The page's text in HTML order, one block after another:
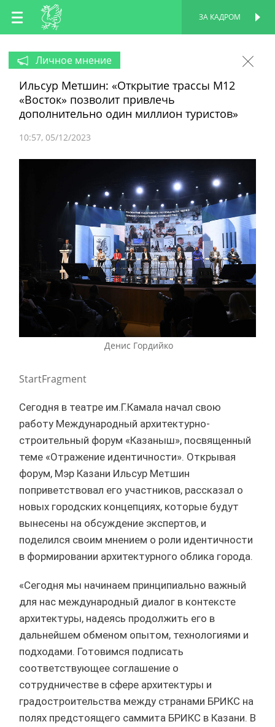
RU
EN
ЗА КАДРОМ
Личное мнение
Ильсур Метшин: «Открытие трассы М12
«Восток» позволит привлечь
дополнительно один миллион туристов»
10:57 05/12/2023
Денис Гордийко
StartFragment
Сегодня в театре им.Г.Камала начал свою
работу Международный архитектурно-
строительный форум «Казаныш», посвященный
теме «Отражение идентичности». Открывая
форум, Мэр Казани Ильсур Метшин
поприветствовал его участников, рассказал о
новых городских концепциях, которые будут
вынесены на обсуждение экспертов, и
поделился своим мнением о роли идентичности
в формировании архитектурного облика города.
«Сегодня мы начинаем принципиально важный
для нас международный диалог в контексте
архитектуры, надеясь продолжить его в
дальнейшем обменом опытом, технологиями и
подходами. Готовимся подписать
соответствующее соглашение о
сотрудничестве в сфере архитектуры и
градостроительства между странами БРИКС на
полях предстоящего саммита БРИКС в Казани. В
ПЕРСОНАЛЬНАЯ